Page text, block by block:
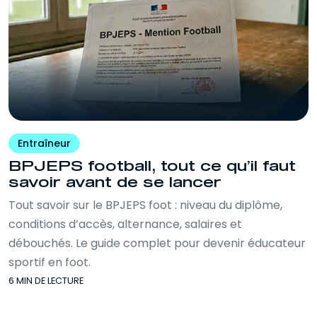
Entraîneur
BPJEPS football, tout ce qu’il faut
savoir avant de se lancer
Tout savoir sur le BPJEPS foot : niveau du diplôme,
conditions d’accès, alternance, salaires et
débouchés. Le guide complet pour devenir éducateur
sportif en foot.
6 MIN DE LECTURE